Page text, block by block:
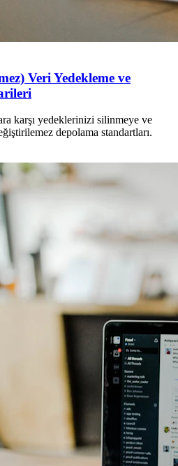
Veri Yedekleme ve
karşı yedeklerinizi silinmeye ve
depolama standartları.